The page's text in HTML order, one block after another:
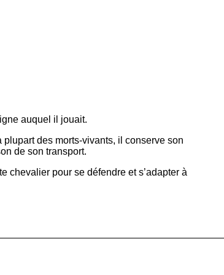
auquel il jouait.
des morts-vivants, il conserve son
de son transport.
chevalier pour se défendre et s’adapter à